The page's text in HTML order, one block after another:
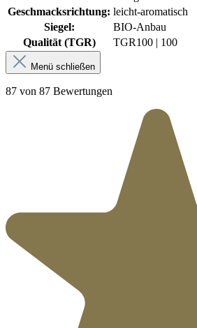
Geschmacksrichtung: leicht-aromatisch
Siegel:
BIO-Anbau
Qualität (TGR)
TGR100 | 100
Menü schließen
87 von 87 Bewertungen